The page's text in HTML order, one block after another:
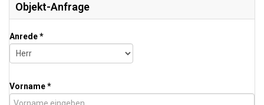
Objekt-Anfrage
Anrede *
Vorname *